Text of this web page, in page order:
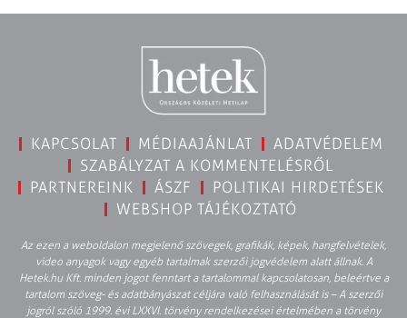
KAPCSOLAT MÉDIAAJÁNLAT
ADATVÉDELEM
SZABÁLYZAT A KOMMENTELÉSRŐL
PARTNEREINK
ÁSZF
POLITIKAI HIRDETÉSEK
WEBSHOP TÁJÉKOZTATÓ
Az ezen a weboldalon megjelenő szövegek, grafikák, képek, hangfelvételek,
video anyagok vagy egyéb tartalmak szerzői jogvédelem alatt állnak. A
Hetek.hu Kft. minden jogot fenntart a tartalommal kapcsolatosan, beleértve a
tartalom szöveg- és adatbányászat céljára való felhasználását is – A szerzői
jogról szóló 1999. évi LXXVI. törvény rendelkezései értelmében a törvény